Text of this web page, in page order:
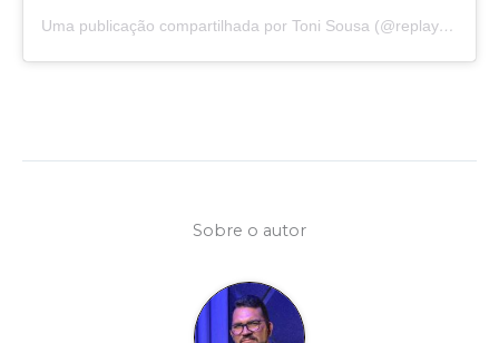
Uma publicação compartilhada por Toni Sousa (@replaycomtonisousa)
Sobre o autor